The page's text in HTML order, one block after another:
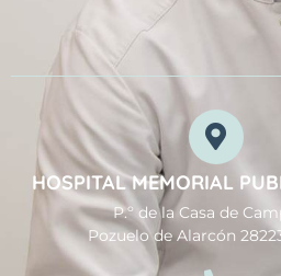
HOSPITAL MEMORIAL
P.º de la Casa de
Pozuelo de Alarcón